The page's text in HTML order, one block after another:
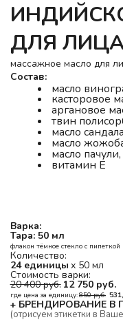
ДЛЯ
массажное масло для
Состав:
масло
касторовое
аргановое
твин
масло
масло
масло пачули,
витамин Е
Варка:
Тара: 50 мл
флакон тёмное стекло с пипеткой
Количество:
24 единицы х 50 мл
Стоимость варки:
20 400 руб. 12 750 руб.
где цена за единицу: 850 руб.
+ БРЕНДИРОВАНИЕ В
(отрисуем этикетки в